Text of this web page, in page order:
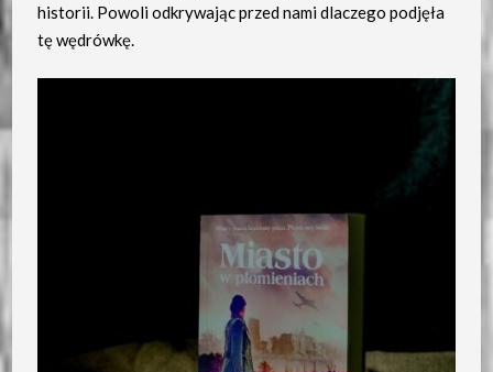
historii. Powoli odkrywając przed nami dlaczego podjęła
tę wędrówkę.